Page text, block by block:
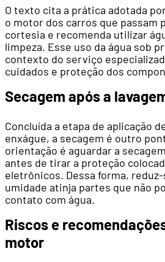
O texto cita a prática adotada
o motor dos carros que passam
cortesia e recomenda utilizar
limpeza. Esse uso da água sob
contexto do serviço
cuidados e proteção dos
Secagem após a
Concluída a etapa de aplicação
enxágue, a secagem é outro
orientação é aguardar a
antes de tirar a proteção
eletrônicos. Dessa forma,
umidade atinja partes que não
contato com água.
Riscos e
motor